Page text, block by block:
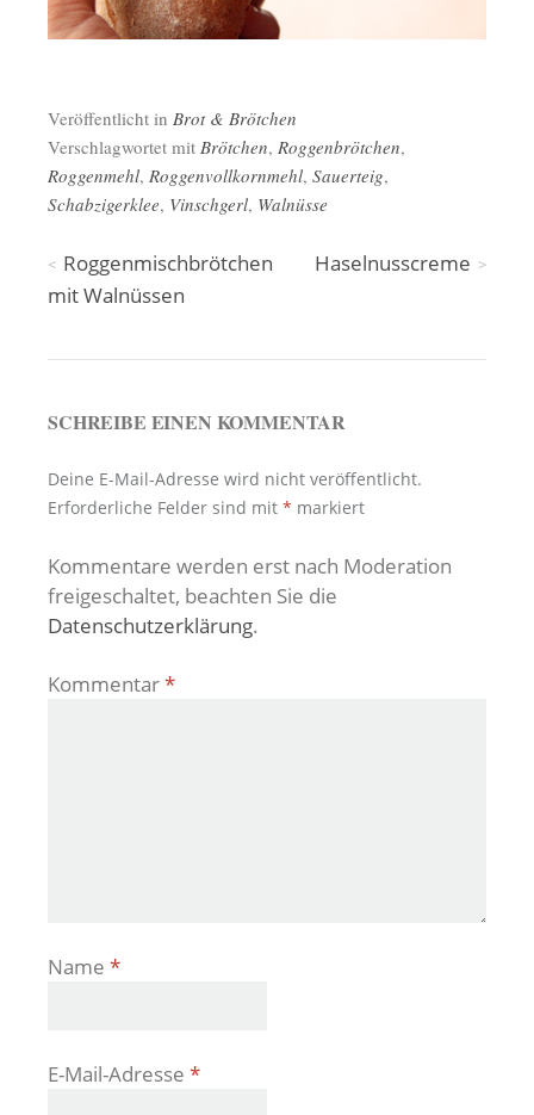
Veröffentlicht in Brot & Brötchen
Verschlagwortet mit Brötchen, Roggenbrötchen,
Roggenmehl, Roggenvollkornmehl, Sauerteig,
Schabzigerklee, Vinschgerl, Walnüsse
Beitragsnavigation
Roggenmischbrötchen
mit Walnüssen
Haselnusscreme
SCHREIBE EINEN KOMMENTAR
Deine E-Mail-Adresse wird nicht veröffentlicht.
Erforderliche Felder sind mit * markiert
Kommentare werden erst nach Moderation
freigeschaltet, beachten Sie die
Datenschutzerklärung.
Kommentar*
Name *
E-Mail-Adresse *